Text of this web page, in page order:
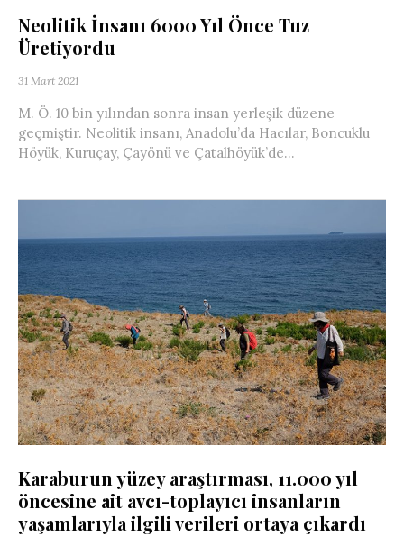
Neolitik İnsanı 6000 Yıl Önce Tuz
Üretiyordu
31 Mart 2021
M. Ö. 10 bin yılından sonra insan yerleşik düzene
geçmiştir. Neolitik insanı, Anadolu’da Hacılar, Boncuklu
Höyük, Kuruçay, Çayönü ve Çatalhöyük’de...
Karaburun yüzey araştırması, 11.000 yıl
öncesine ait avcı-toplayıcı insanların
yaşamlarıyla ilgili verileri ortaya çıkardı